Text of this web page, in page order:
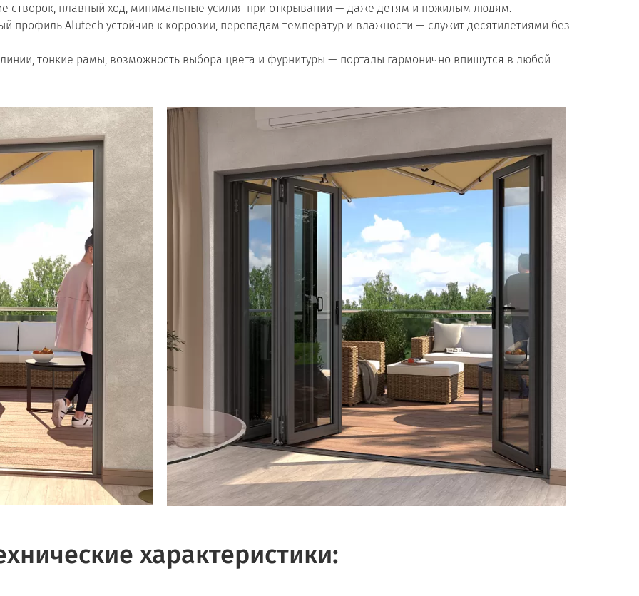
створок, плавный ход, минимальные усилия при открывании — даже детям и пожилым людям.
профиль Alutech устойчив к коррозии, перепадам температур и влажности — служит десятилетиями без
тонкие рамы, возможность выбора цвета и фурнитуры — порталы гармонично впишутся в любой
характеристики: